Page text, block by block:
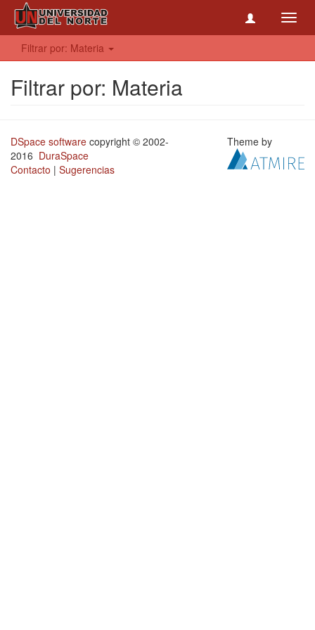
Filtrar por: Materia
Filtrar por: Materia
DSpace software copyright © 2002-
2016 DuraSpace
Contacto | Sugerencias
Theme by